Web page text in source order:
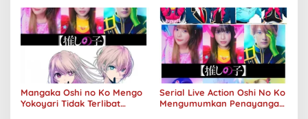
Mangaka Oshi no Ko Mengo
Yokoyari Tidak Terlibat
Serial Live Action Oshi No Ko
Mengumumkan Penayangan